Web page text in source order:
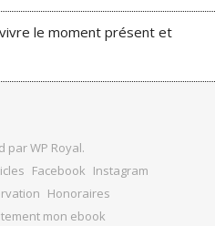
le moment présent et
parWP Royal.
Facebook Instagram
Honoraires
mon ebook